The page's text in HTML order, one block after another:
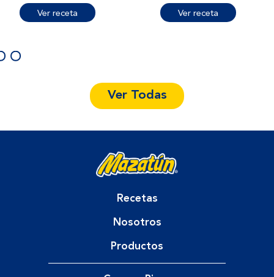
Ver receta Ver receta
Ver Todas
Recetas
Nosotros
Productos